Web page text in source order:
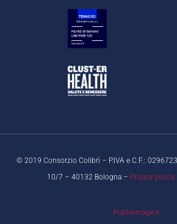
© 2019 Consorzio Colibrì – P.IVA e C.F.:
10/7 – 40132 Bologna – Privacy policy
PublikImage.it